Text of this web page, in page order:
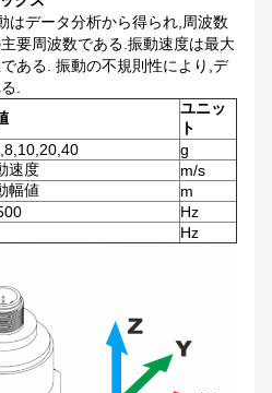
はデータ分析から得られ,周波数
要周波数である.振動速度は最大
ある. 振動の不規則性により,デ
.
ユニッ
ト
g
速度
m/s
幅値
m
Hz
Hz